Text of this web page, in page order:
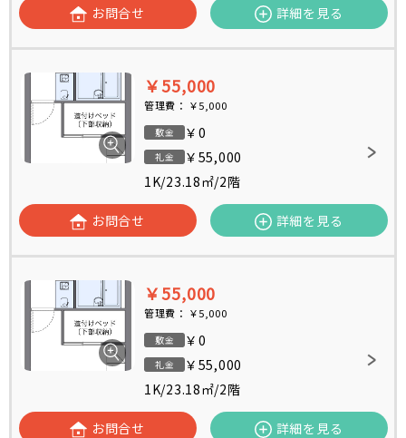
お問合せ 詳細を見る
￥55,000
管理費： ￥5,000
敷金 ￥0
礼金
￥55,000
1K/23.18㎡/2階
お問合せ 詳細を見る
￥55,000
管理費： ￥5,000
敷金 ￥0
礼金
￥55,000
1K/23.18㎡/2階
お問合せ 詳細を見る